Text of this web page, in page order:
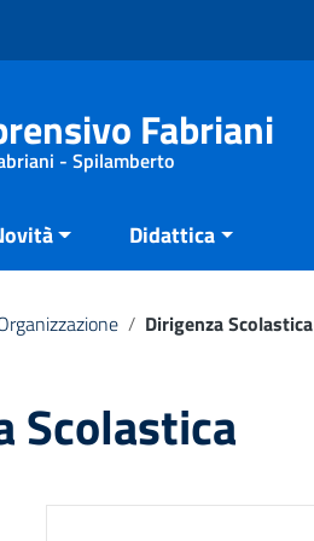
Fabriani
- Spilamberto
Didattica
/ Dirigenza Scolastica
Scolastica